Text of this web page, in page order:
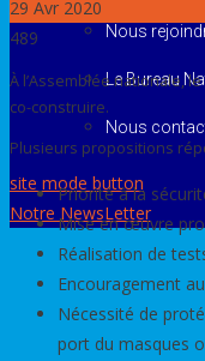
Nous
Le Bureau
Nous
site mode button
Notre NewsLetter
29 Avr 2020
489
À l’Assemblée nationale,
co-construire.
Plusieurs propositions
Priorité à la
Mise en œuvre
Réalisation de
Encouragement
Nécessité de
port du masques